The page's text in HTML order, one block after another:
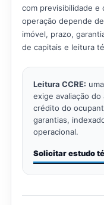
com previsibilidade e
operação depende
imóvel, prazo,
de capitais e leitura
Leitura CCRE:
exige avaliação
crédito do
garantias,
operacional.
Solicitar estudo